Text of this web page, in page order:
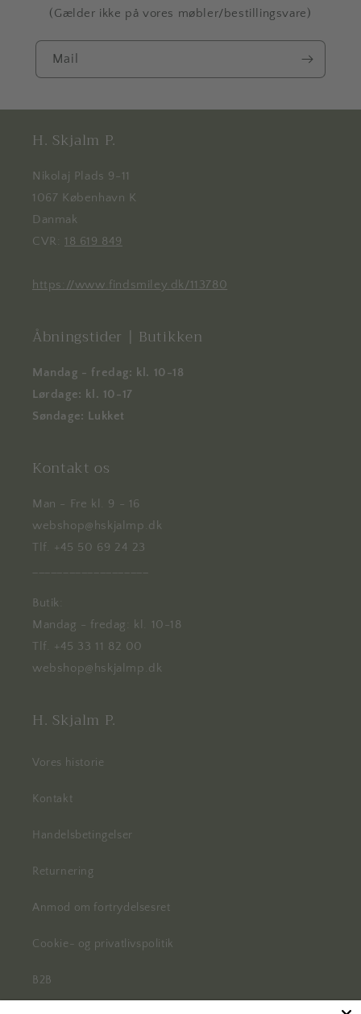
(Gælder ikke på vores møbler/bestillingsvare)
Mail
H. Skjalm P.
Nikolaj Plads 9-11
1067 København K
Danmak
CVR: 18 619 849
https://www.findsmiley.dk/113780
Åbningstider | Butikken
Mandag - fredag: kl. 10-18
Lørdage: kl. 10-17
Søndage: Lukket
Kontakt os
Man - Fre kl. 9 - 16
webshop@hskjalmp.dk
Tlf. +45 50 69 24 23
Butik:
Mandag - fredag: kl. 10-18
Tlf. +45 33 11 82 00
webshop@hskjalmp.dk
H. Skjalm P.
Vores historie
Kontakt
Handelsbetingelser
Returnering
Anmod om fortrydelsesret
Cookie- og privatlivspolitik
B2B